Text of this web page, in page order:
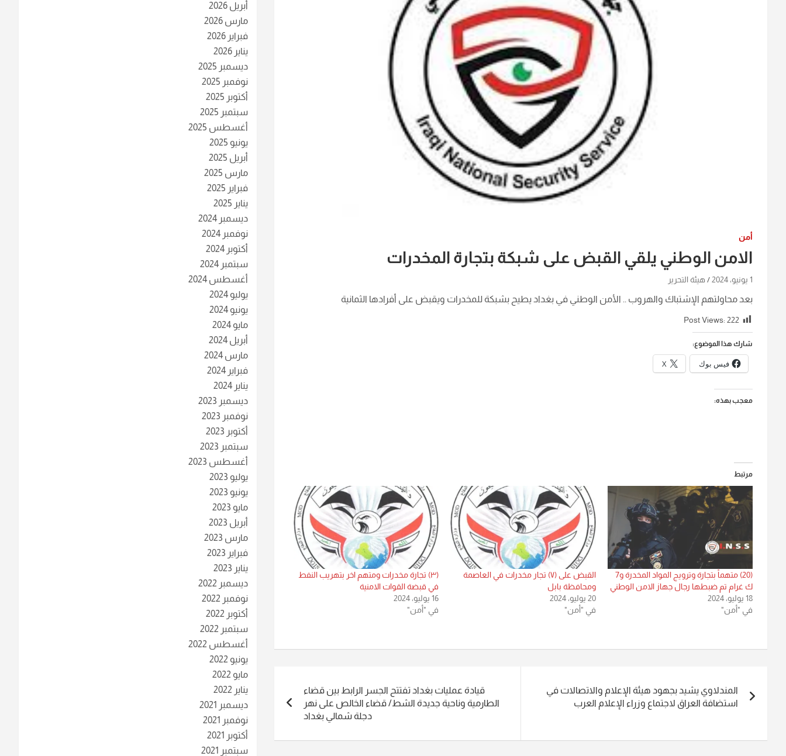
أمن
الامن الوطني يلقي القبض على شبكة بتجارة المخدرات
1 يونيو، 2024 هيئة التحرير
بعد محاولتهم الإشتباك والهروب .. الأمن الوطني في بغداد يطيح بشبكة للمخدرات ويقبض على أفرادها الثمانية
Post Views: 222
شارك هذا الموضوع:
فيس بوك X
معجب بهذه:
مرتبط
(20) متهماً بتجارة وترويج المواد المخدرة و7
ك غرام تم ضبطها رجال جهاز الامن الوطني
18 يوليو، 2024
في "أمن"
القبض على (٧) تجار مخدرات في العاصمة
ومحافظة بابل
20 يوليو، 2024
في "أمن"
(٣) تجارة مخدرات ومتهم اخر بتهريب النفط
في قبضة القوات الامنية
16 يوليو، 2024
في "أمن"
المقالات
المندلاوي يشيد بجهود هيئة الإعلام والاتصالات في
استضافة العراق لاجتماع وزراء الإعلام العرب
قيادة عمليات بغداد تفتتح الجسر الرابط بين قضاء
الطارمية وناحية جديدة الشط/ قضاء الخالص على نهر
دجلة شمالي بغداد
أبريل 2026
مارس 2026
فبراير 2026
يناير 2026
ديسمبر 2025
نوفمبر 2025
أكتوبر 2025
سبتمبر 2025
أغسطس 2025
يونيو 2025
أبريل 2025
مارس 2025
فبراير 2025
يناير 2025
ديسمبر 2024
نوفمبر 2024
أكتوبر 2024
سبتمبر 2024
أغسطس 2024
يوليو 2024
يونيو 2024
مايو 2024
أبريل 2024
مارس 2024
فبراير 2024
يناير 2024
ديسمبر 2023
نوفمبر 2023
أكتوبر 2023
سبتمبر 2023
أغسطس 2023
يوليو 2023
يونيو 2023
مايو 2023
أبريل 2023
مارس 2023
فبراير 2023
يناير 2023
ديسمبر 2022
نوفمبر 2022
أكتوبر 2022
سبتمبر 2022
أغسطس 2022
يونيو 2022
مايو 2022
يناير 2022
ديسمبر 2021
نوفمبر 2021
أكتوبر 2021
سبتمبر 2021